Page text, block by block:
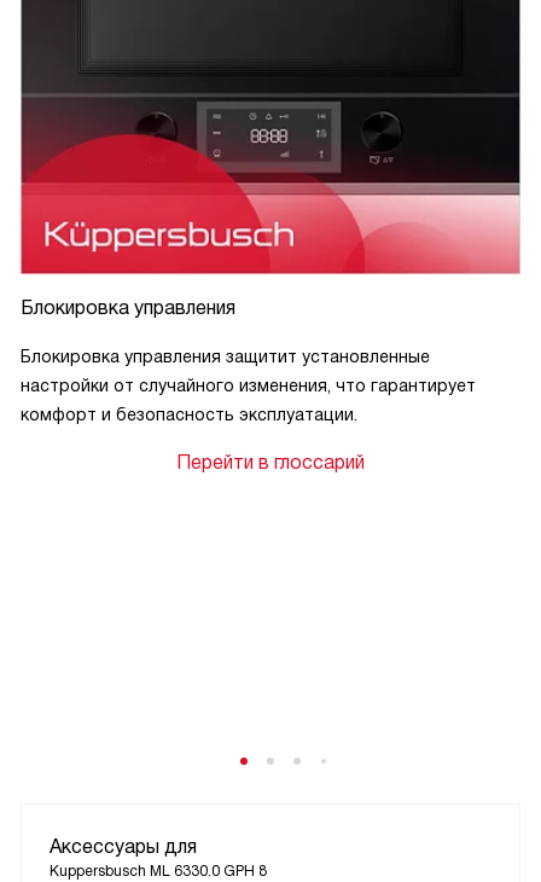
Блокировка управления
Блокировка управления защитит установленные
настройки от случайного изменения, что гарантирует
комфорт и безопасность эксплуатации.
Перейти в глоссарий
Аксессуары для
Kuppersbusch ML 6330.0 GPH 8